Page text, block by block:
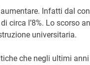
Infatti dal
circa l’8%. Lo scorso
universitaria.
che negli ultimi